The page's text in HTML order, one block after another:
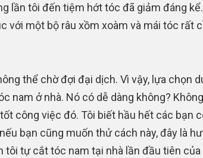
lần tôi đến tiệm hớt tóc đã giảm đáng
với một bộ râu xồm xoàm và mái tóc rất
thể chờ đợi đại dịch. Vì vậy, lựa chọn
nam ở nhà. Nó có dễ dàng không?
công việc đó. Tôi biết hầu hết các bạn
bạn cũng muốn thử cách này, đây là
tôi tự cắt tóc nam tại nhà lần đầu tiên của